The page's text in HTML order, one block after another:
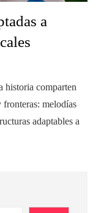
a
historia comparten
fronteras: melodías
adaptables a